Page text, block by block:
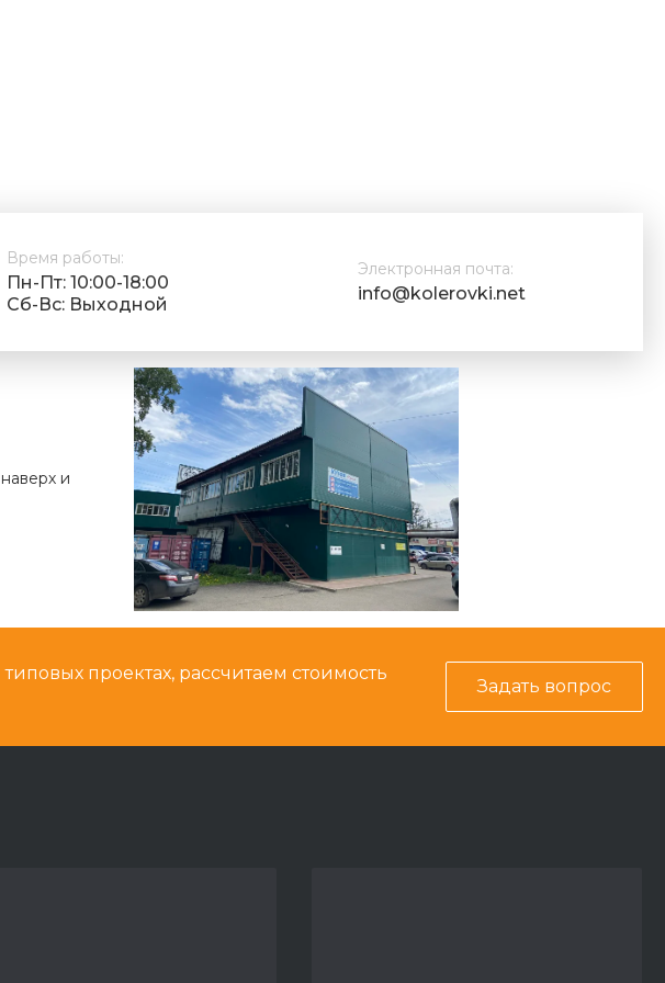
Время работы:
Пн-Пт: 10:00-18:00
Cб-Вс: Выходной
Электронная почта:
info@kolerovki.net
и
проектах, рассчитаем стоимость
Задать вопрос